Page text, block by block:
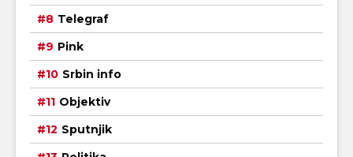
Telegraf
Pink
Srbin info
Objektiv
Sputnjik